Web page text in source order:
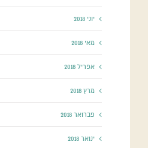
יוני 2018
מאי 2018
אפריל 2018
מרץ 2018
פברואר 2018
ינואר 2018